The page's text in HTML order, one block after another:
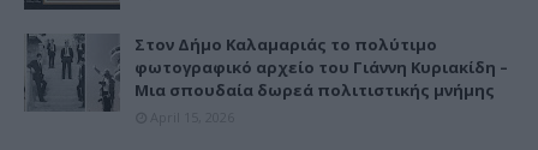
Στον Δήμο Καλαμαριάς το πολύτιμο
φωτογραφικό αρχείο του Γιάννη Κυριακίδη –
Μια σπουδαία δωρεά πολιτιστικής μνήμης